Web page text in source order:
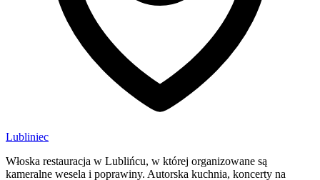
Lubliniec
Włoska restauracja w Lublińcu, w której organizowane są
kameralne wesela i poprawiny. Autorska kuchnia, koncerty na